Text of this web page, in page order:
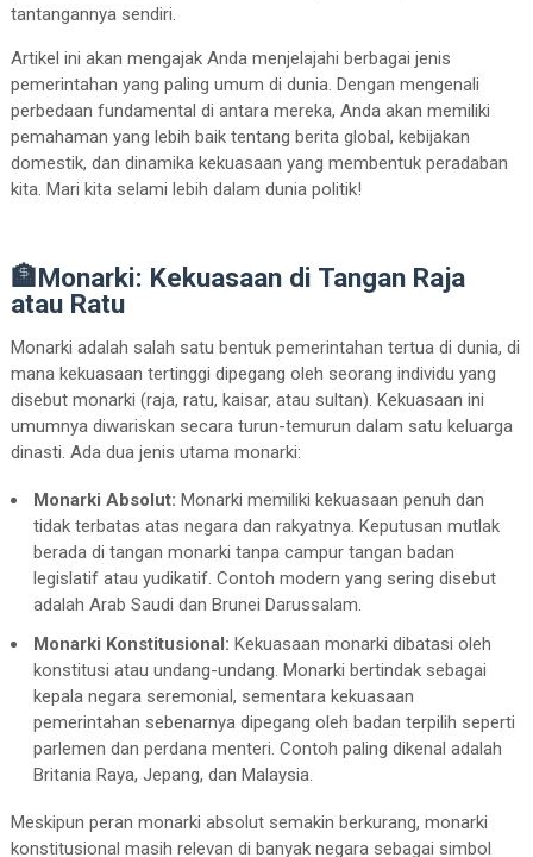
tantangannya sendiri.
Artikel ini akan mengajak Anda menjelajahi berbagai jenis
pemerintahan yang paling umum di dunia. Dengan mengenali
perbedaan fundamental di antara mereka, Anda akan memiliki
pemahaman yang lebih baik tentang berita global, kebijakan
domestik, dan dinamika kekuasaan yang membentuk peradaban
kita. Mari kita selami lebih dalam dunia politik!
🏦Monarki: Kekuasaan di Tangan Raja
atau Ratu
Monarki adalah salah satu bentuk pemerintahan tertua di dunia, di
mana kekuasaan tertinggi dipegang oleh seorang individu yang
disebut monarki (raja, ratu, kaisar, atau sultan). Kekuasaan ini
umumnya diwariskan secara turun-temurun dalam satu keluarga
dinasti. Ada dua jenis utama monarki:
Monarki Absolut: Monarki memiliki kekuasaan penuh dan
tidak terbatas atas negara dan rakyatnya. Keputusan mutlak
berada di tangan monarki tanpa campur tangan badan
legislatif atau yudikatif. Contoh modern yang sering disebut
adalah Arab Saudi dan Brunei Darussalam.
Monarki Konstitusional: Kekuasaan monarki dibatasi oleh
konstitusi atau undang-undang. Monarki bertindak sebagai
kepala negara seremonial, sementara kekuasaan
pemerintahan sebenarnya dipegang oleh badan terpilih seperti
parlemen dan perdana menteri. Contoh paling dikenal adalah
Britania Raya, Jepang, dan Malaysia.
Meskipun peran monarki absolut semakin berkurang, monarki
konstitusional masih relevan di banyak negara sebagai simbol